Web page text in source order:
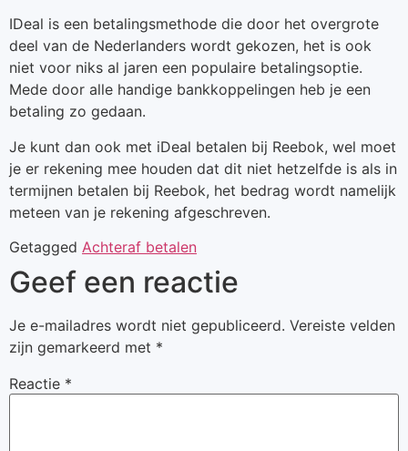
IDeal is een betalingsmethode die door het overgrote
deel van de Nederlanders wordt gekozen, het is ook
niet voor niks al jaren een populaire betalingsoptie.
Mede door alle handige bankkoppelingen heb je een
betaling zo gedaan.
Je kunt dan ook met iDeal betalen bij Reebok, wel moet
je er rekening mee houden dat dit niet hetzelfde is als in
termijnen betalen bij Reebok, het bedrag wordt namelijk
meteen van je rekening afgeschreven.
Getagged Achteraf betalen
Geef een reactie
Je e-mailadres wordt niet gepubliceerd. Vereiste velden
zijn gemarkeerd met *
Reactie *